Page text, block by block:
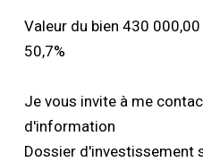
Valeur du bien 430
50,7%
Je vous invite à me
d'information
Dossier d'investissement